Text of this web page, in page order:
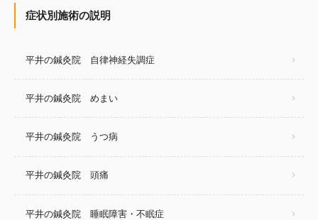
症状別施術の説明
平井の鍼灸院 自律神経失調症
平井の鍼灸院 めまい
平井の鍼灸院 うつ病
平井の鍼灸院 頭痛
平井の鍼灸院 睡眠障害・不眠症